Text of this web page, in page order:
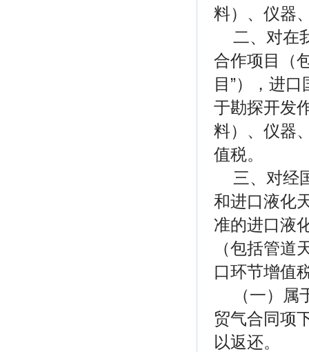
料）、仪器
二、对在
合作项目（
目”），进
于勘探开发
料）、仪器
值税。
三、对经
和进口液化
准的进口液
（包括管
口环节增值
（一）
贸气合同项
以返还。